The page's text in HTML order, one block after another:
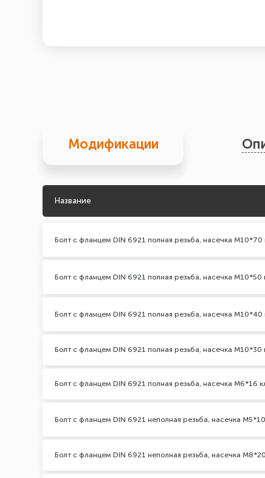
Модификации
Название
Болт с фланцем DIN 6921 полная резьба, насечка М10*70
Болт с фланцем DIN 6921 полная резьба, насечка М10*50
Болт с фланцем DIN 6921 полная резьба, насечка М10*40
Болт с фланцем DIN 6921 полная резьба, насечка М10*30
Болт с фланцем DIN 6921 полная резьба, насечка М6*16
Болт с фланцем DIN 6921 неполная резьба, насечка
Болт с фланцем DIN 6921 неполная резьба, насечка